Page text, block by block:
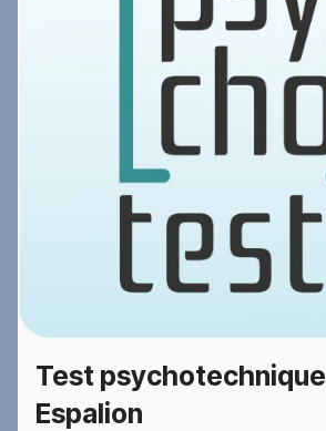
Test psychotechnique
Espalion